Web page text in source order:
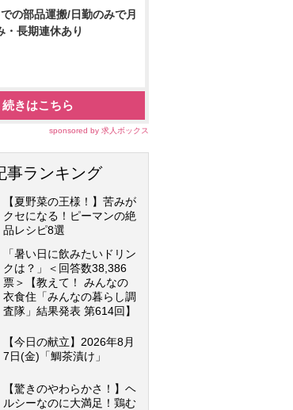
の部品運搬/日勤のみで月
・長期連休あり
続きはこちら
sponsored by 求人ボックス
事ランキング
【夏野菜の王様！】苦みが
クセになる！ピーマンの絶
品レシピ8選
「暑い日に飲みたいドリン
クは？」＜回答数38,386
票＞【教えて！ みんなの
衣食住「みんなの暮らし調
査隊」結果発表 第614回】
【今日の献立】2026年8月
7日(金)「鯛茶漬け」
【驚きのやわらかさ！】ヘ
ルシーなのに大満足！鶏む